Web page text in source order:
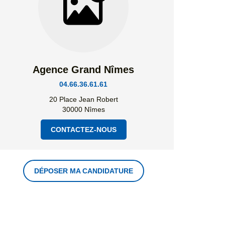
Agence Grand Nîmes
04.66.36.61.61
20 Place Jean Robert
30000 Nîmes
CONTACTEZ-NOUS
DÉPOSER MA CANDIDATURE